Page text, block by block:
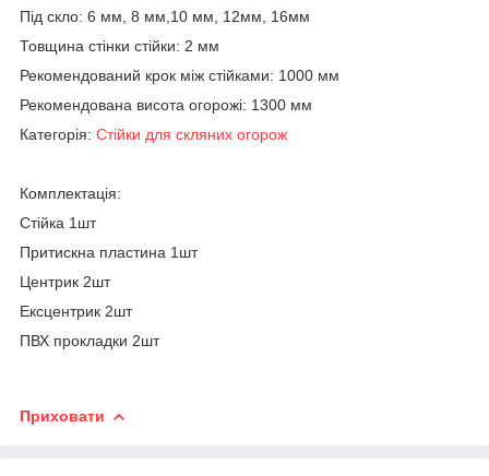
Під скло: 6 мм, 8 мм,10 мм, 12мм, 16мм
Товщина стінки стійки: 2 мм
Рекомендований крок між стійками: 1000 мм
Рекомендована висота огорожі: 1300 мм
Категорія: Стійки для скляних огорож
Комплектація:
Стійка 1шт
Притискна пластина 1шт
Центрик 2шт
Ексцентрик 2шт
ПВХ прокладки 2шт
Приховати